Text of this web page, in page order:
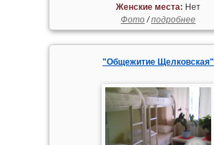
Женские места: Нет
Фото/подробнее
"Общежитие Щелковская"